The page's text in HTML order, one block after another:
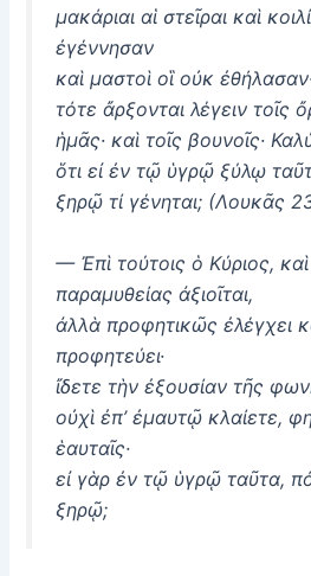
μακάριαι αἱ στεῖραι καὶ
ἐγέννησαν
καὶ μαστοὶ οἳ οὐκ
τότε ἄρξονται λέγειν τοῖς
ἡμᾶς· καὶ τοῖς βουνοῖς·
ὅτι εἰ ἐν τῷ ὑγρῷ ξύλῳ
ξηρῷ τί γένηται; (Λουκᾶς
— Ἐπὶ τούτοις ὁ Κύριος,
παραμυθείας ἀξιοῖται,
ἀλλὰ προφητικῶς ἐλέγχει
προφητεύει·
ἴδετε τὴν ἐξουσίαν τῆς
οὐχὶ ἐπ’ ἐμαυτῷ κλαίετε,
ἑαυταῖς·
εἰ γὰρ ἐν τῷ ὑγρῷ ταῦτα,